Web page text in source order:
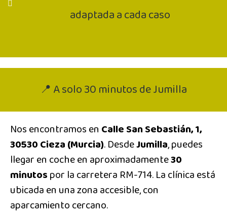
adaptada a cada caso
📍 A solo 30 minutos de Jumilla
Nos encontramos en Calle San Sebastián, 1,
30530 Cieza (Murcia). DesdeJumilla, puedes
llegar en coche en aproximadamente30
minutospor la carretera RM-714. La clínica está
ubicada en una zona accesible, con
aparcamiento cercano.